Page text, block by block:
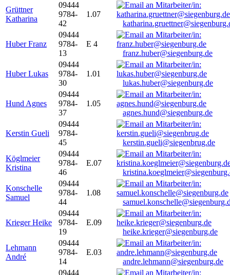
Grüttner
Katharina
09444
9784-
42
1.07
Huber Franz
09444
9784-
13
E 4
franz.huber@siegenburg.de
Huber Lukas
09444
9784-
30
1.01
lukas.huber@siegenburg.de
Hund Agnes
09444
9784-
37
1.05
agnes.hund@siegenburg.de
Kerstin Gueli
09444
9784-
45
kerstin.gueli@siegenbrug.de
Köglmeier
Kristina
09444
9784-
46
E.07
Konschelle
Samuel
09444
9784-
44
1.08
Krieger Heike
09444
9784-
19
E.09
heike.krieger@siegenburg.de
Lehmann
André
09444
9784-
14
E.03
andre.lehmann@siegenburg.de
09444